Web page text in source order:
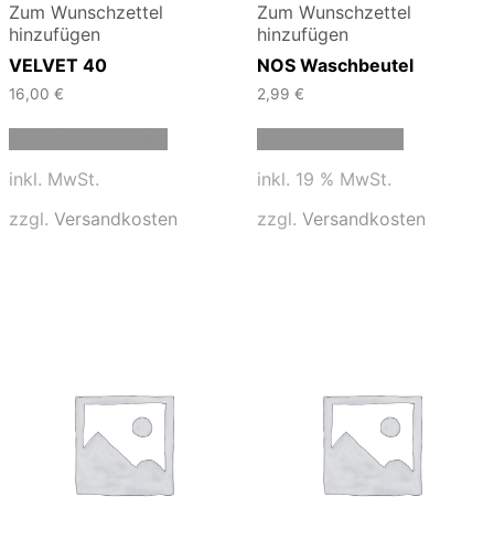
Zum Wunschzettel
hinzufügen
VELVET 40
16,00 €
auf.
inkl. MwSt.
zzgl. Versandkosten
Zum Wunschzettel
hinzufügen
NOS Waschbeutel
2,99 €
inkl. 19 % MwSt.
zzgl. Versandkosten